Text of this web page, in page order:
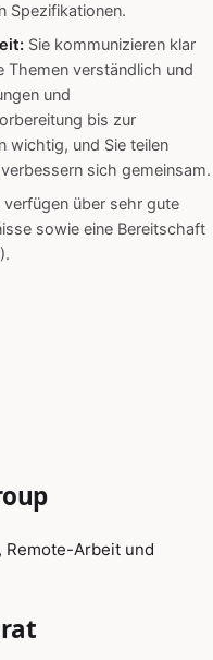
Spezifikationen.
Sie kommunizieren klar
Themen verständlich und
und
bis zur
wichtig, und Sie teilen
sich gemeinsam.
verfügen über sehr gute
sowie eine Bereitschaft
Arbeit und